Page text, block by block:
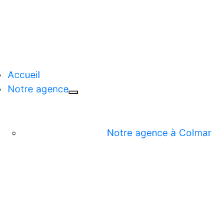
Accueil
Notre agence
Notre agence à Colmar